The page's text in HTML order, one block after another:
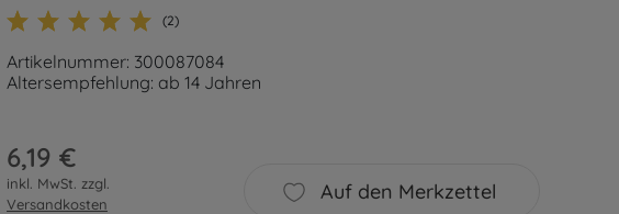
(2)
Artikelnummer: 300087084
Altersempfehlung: ab 14 Jahren
6,19 €
inkl. MwSt. zzgl.
Versandkosten
Auf den Merkzettel